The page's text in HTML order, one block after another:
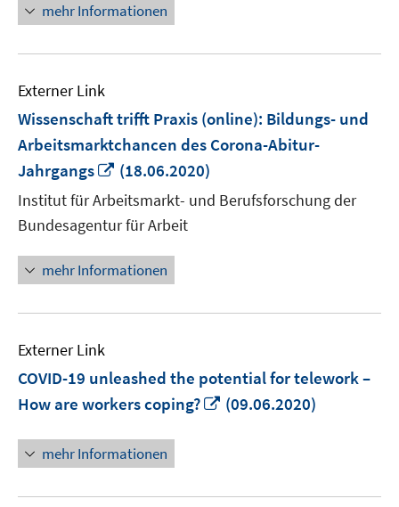
mehr Informationen
Externer Link
Wissenschaft trifft Praxis (online): Bildungs- und
Arbeitsmarktchancen des Corona-Abitur-
Jahrgangs
In
neuem
Fenster
öffnen
(18.06.2020)
Institut für Arbeitsmarkt- und Berufsforschung der
Bundesagentur für Arbeit
mehr Informationen
Externer Link
COVID-19 unleashed the potential for telework –
How are workers coping?
In
(09.06.2020)
mehr Informationen